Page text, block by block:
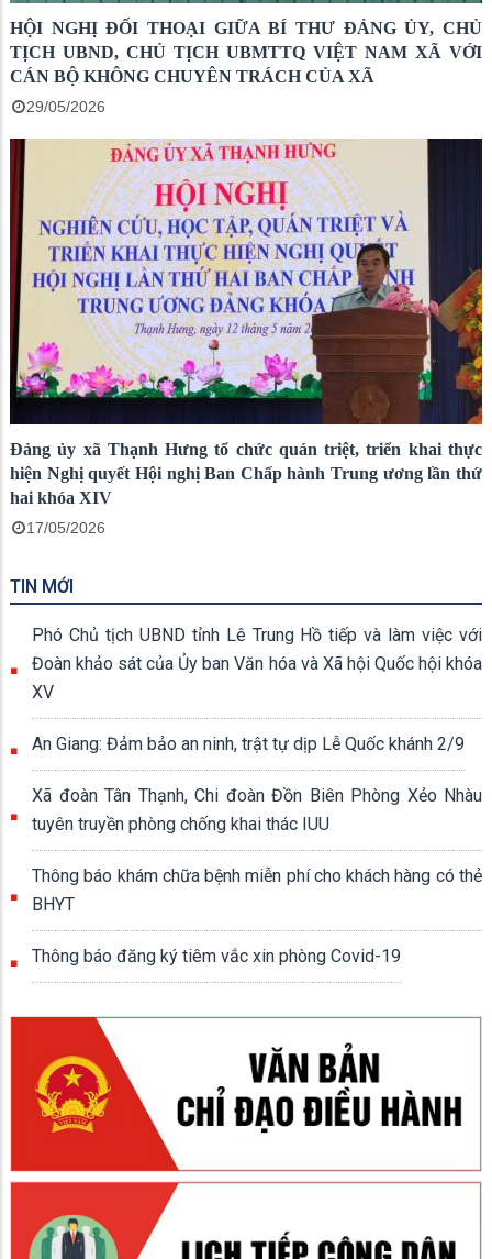
HỘI NGHỊ ĐỐI THOẠI GIỮA BÍ THƯ ĐẢNG ỦY, CHỦ
TỊCH UBND, CHỦ TỊCH UBMTTQ VIỆT NAM XÃ VỚI
CÁN BỘ KHÔNG CHUYÊN TRÁCH CỦA XÃ
29/05/2026
Đảng ủy xã Thạnh Hưng tổ chức quán triệt, triển khai thực
hiện Nghị quyết Hội nghị Ban Chấp hành Trung ương lần thứ
hai khóa XIV
17/05/2026
TIN MỚI
Phó Chủ tịch UBND tỉnh Lê Trung Hồ tiếp và làm việc với
Đoàn khảo sát của Ủy ban Văn hóa và Xã hội Quốc hội khóa
XV
An Giang: Đảm bảo an ninh, trật tự dịp Lễ Quốc khánh 2/9
Xã đoàn Tân Thạnh, Chi đoàn Đồn Biên Phòng Xẻo Nhàu
tuyên truyền phòng chống khai thác IUU
Thông báo khám chữa bệnh miễn phí cho khách hàng có thẻ
BHYT
Thông báo đăng ký tiêm vắc xin phòng Covid-19